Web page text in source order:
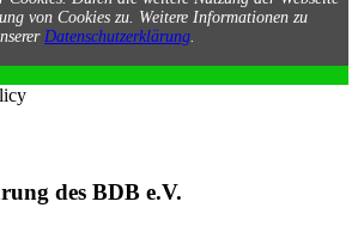
von Cookies zu. Weitere Informationen zu
Datenschutzerklärung.
des BDB e.V.